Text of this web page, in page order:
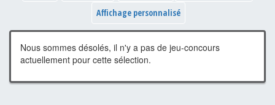
Affichage personnalisé
Nous sommes désolés, il n'y a pas de jeu-concours
actuellement pour cette sélection.